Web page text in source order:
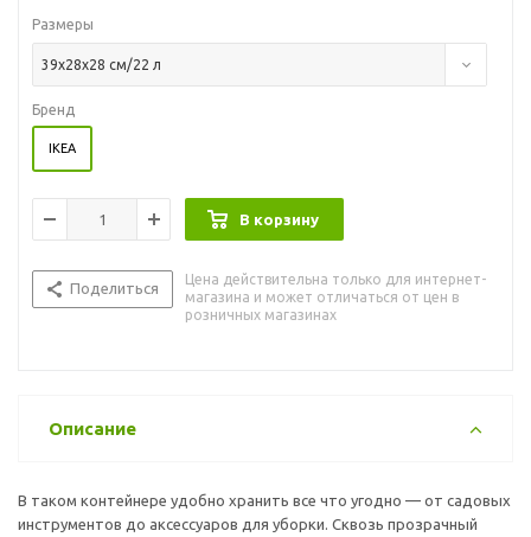
Размеры
39x28x28 см/22 л
Бренд
IKEA
В корзину
Поделиться
Цена действительна только для интернет-
магазина и может отличаться от цен в
розничных магазинах
Описание
В таком контейнере удобно хранить все что угодно — от садовых
инструментов до аксессуаров для уборки. Сквозь прозрачный